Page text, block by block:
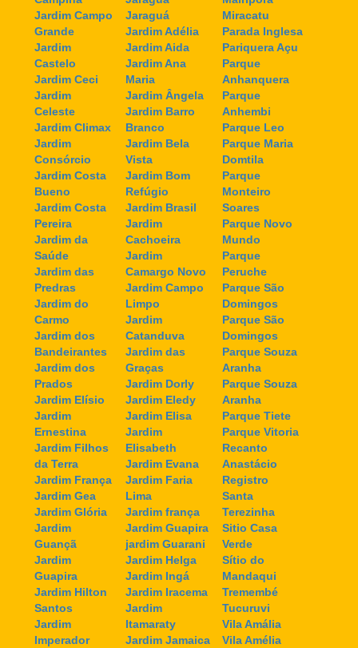
Jardim Campo
Grande
Jardim
Castelo
Jardim Ceci
Jardim
Celeste
Jardim Climax
Jardim
Consórcio
Jardim Costa
Bueno
Jardim Costa
Pereira
Jardim da
Saúde
Jardim das
Predras
Jardim do
Carmo
Jardim dos
Bandeirantes
Jardim dos
Prados
Jardim Elísio
Jardim
Ernestina
Jardim Filhos
da Terra
Jardim França
Jardim Gea
Jardim Glória
Jardim
Guançã
Jardim
Guapira
Jardim Hilton
Santos
Jardim
Imperador
Jaraguá
Jardim Adélia
Jardim Aida
Jardim Ana
Maria
Jardim Ângela
Jardim Barro
Branco
Jardim Bela
Vista
Jardim Bom
Refúgio
Jardim Brasil
Jardim
Cachoeira
Jardim
Camargo Novo
Jardim Campo
Limpo
Jardim
Catanduva
Jardim das
Graças
Jardim Dorly
Jardim Eledy
Jardim Elisa
Jardim
Elisabeth
Jardim Evana
Jardim Faria
Lima
Jardim frança
Jardim Guapira
jardim Guarani
Jardim Helga
Jardim Ingá
Jardim Iracema
Jardim
Itamaraty
Jardim Jamaica
Miracatu
Parada Inglesa
Pariquera Açu
Parque
Anhanquera
Parque
Anhembi
Parque Leo
Parque Maria
Domtila
Parque
Monteiro
Soares
Parque Novo
Mundo
Parque
Peruche
Parque São
Domingos
Parque São
Domingos
Parque Souza
Aranha
Parque Souza
Aranha
Parque Tiete
Parque Vitoria
Recanto
Anastácio
Registro
Santa
Terezinha
Sitio Casa
Verde
Sítio do
Mandaqui
Tremembé
Tucuruvi
Vila Amália
Vila Amélia